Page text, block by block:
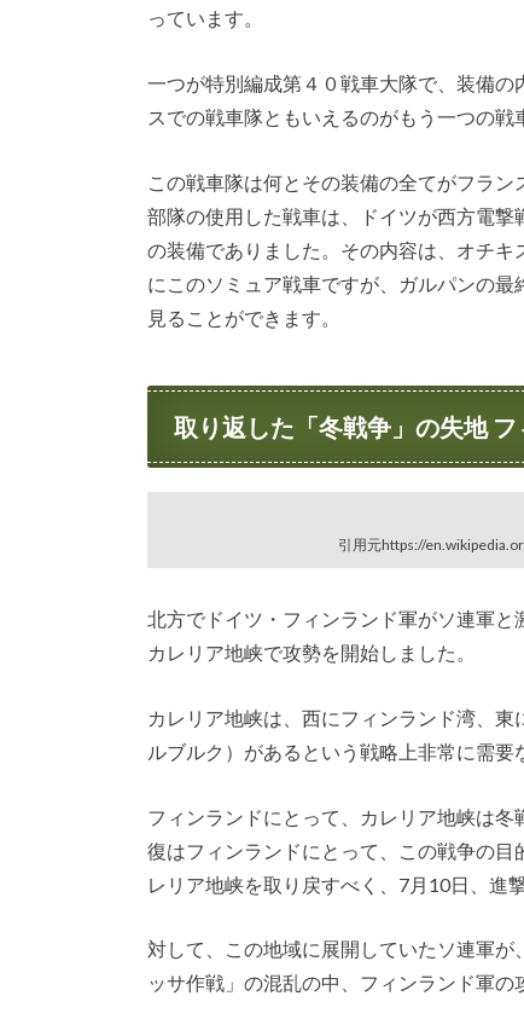
っています。
一つが特別編成第４０戦車大隊で、装備
スでの戦車隊ともいえるのがもう一つの戦
この戦車隊は何とその装備の全てがフラ
部隊の使用した戦車は、ドイツが西方電
の装備でありました。その内容は、オチ
にこのソミュア戦車ですが、ガルパンの
見ることができます。
取り返した「冬戦争」の失地
引用元https://
北方でドイツ・フィンランド軍がソ連軍
カレリア地峡で攻勢を開始しました。
カレリア地峡は、西にフィンランド湾、
ルブルク）があるという戦略上非常に需要
フィンランドにとって、カレリア地峡は
復はフィンランドにとって、この戦争の
レリア地峡を取り戻すべく、7月10日、進撃
対して、この地域に展開していたソ連軍
ッサ作戦」の混乱の中、フィンランド軍の